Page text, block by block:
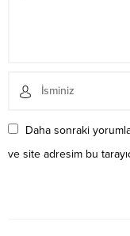
Daha sonraki
ve site adresim bu